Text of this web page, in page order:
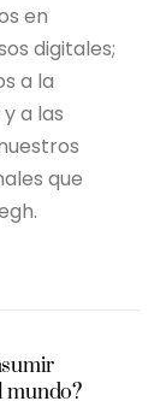
en
digitales;
a la
a las
que
mundo?